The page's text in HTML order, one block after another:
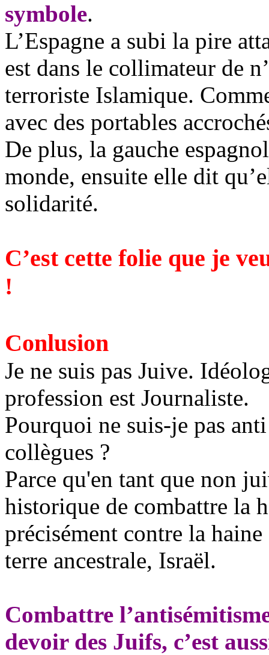
symbole.
L’Espagne a subi la pire
est dans le collimateur de
terroriste Islamique.
avec des portables
De plus, la gauche
monde, ensuite elle dit
solidarité.
C’est cette folie que je
!
Conlusion
Je ne suis pas Juive.
profession est Journaliste.
Pourquoi ne suis-je pas
collègues ?
Parce qu'en tant que non
historique de combattre la
précisément contre la
terre ancestrale, Israël.
Combattre
devoir des Juifs, c’est